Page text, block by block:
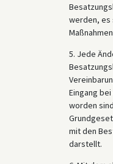
werden, es
5. Jede
Eingang
worden
mit den
darstellt.